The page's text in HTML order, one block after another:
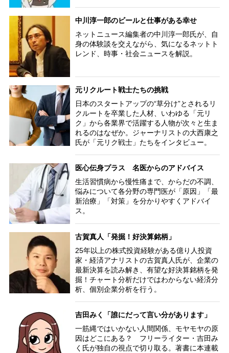
中川淳一郎のビールと仕事がある幸せ
ネットニュース編集者の中川淳一郎氏が、自
身の体験談を交えながら、気になるネットト
レンド、時事・社会ニュースを解説。
元リクルート戦士たちの挑戦
日本のスタートアップの“草分け”とされるリ
クルートを卒業した人材、いわゆる「元リ
ク」から各業界で活躍する人物が次々と生ま
れるのはなぜか。ジャーナリストの大西康之
氏が「元リク戦士」たちをインタビュー。
医心伝身プラス 名医からのアドバイス
生活習慣病から慢性痛まで、からだの不調、
悩みについて各分野の専門医が「原因」「最
新治療」「対策」を分かりやすくアドバイ
ス。
古賀真人「発掘！好決算銘柄」
25年以上の株式投資経験がある億り人投資
家・経済アナリストの古賀真人氏が、企業の
最新決算を読み解き、有望な好決算銘柄を発
掘！チャート分析だけではわからない経済分
析、個別企業分析を行う。
吉田みく「誰にだって言い分があります」
一筋縄ではいかない人間関係、モヤモヤの原
因はどこにある？ フリーライター・吉田み
く氏が独自の視点で切り取る。著書に本連載